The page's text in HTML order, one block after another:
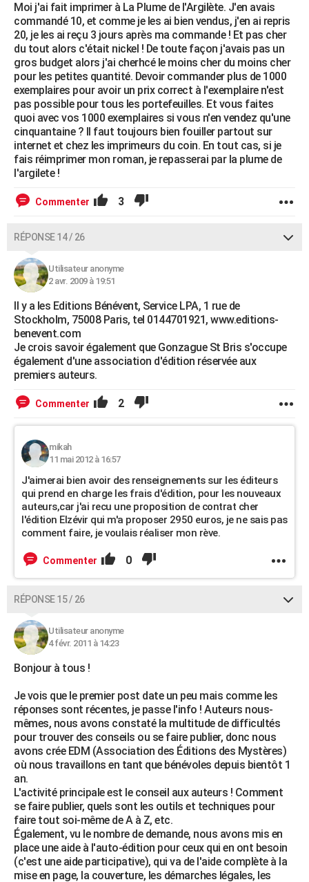
Moi j'ai fait imprimer à La Plume de l'Argilète. J'en avais
commandé 10, et comme je les ai bien vendus, j'en ai repris
20, je les ai reçu 3 jours après ma commande ! Et pas cher
du tout alors c'était nickel ! De toute façon j'avais pas un
gros budget alors j'ai cherhcé le moins cher du moins cher
pour les petites quantité. Devoir commander plus de 1000
exemplaires pour avoir un prix correct à l'exemplaire n'est
pas possible pour tous les portefeuilles. Et vous faites
quoi avec vos 1000 exemplaires si vous n'en vendez qu'une
cinquantaine ? Il faut toujours bien fouiller partout sur
internet et chez les imprimeurs du coin. En tout cas, si je
fais réimprimer mon roman, je repasserai par la plume de
l'argilete !
Commenter 3
RÉPONSE 14 / 26
Utilisateur anonyme
2 avr. 2009 à 19:51
Il y a les Editions Bénévent, Service LPA, 1 rue de
Stockholm, 75008 Paris, tel 0144701921, www.editions-
benevent.com
Je crois savoir également que Gonzague St Bris s'occupe
également d'une association d'édition réservée aux
premiers auteurs.
Commenter 2
mikah
11 mai 2012 à 16:57
J'aimerai bien avoir des renseignements sur les éditeurs
qui prend en charge les frais d'édition, pour les nouveaux
auteurs,car j'ai recu une proposition de contrat cher
l'édition Elzévir qui m'a proposer 2950 euros, je ne sais pas
comment faire, je voulais réaliser mon rève.
Commenter 0
RÉPONSE 15 / 26
Utilisateur anonyme
4 févr. 2011 à 14:23
Bonjour à tous !
Je vois que le premier post date un peu mais comme les
réponses sont récentes, je passe l'info ! Auteurs nous-
mêmes, nous avons constaté la multitude de difficultés
pour trouver des conseils ou se faire publier, donc nous
avons crée EDM (Association des Éditions des Mystères)
où nous travaillons en tant que bénévoles depuis bientôt 1
an.
L'activité principale est le conseil aux auteurs ! Comment
se faire publier, quels sont les outils et techniques pour
faire tout soi-même de A à Z, etc.
Également, vu le nombre de demande, nous avons mis en
place une aide à l'auto-édition pour ceux qui en ont besoin
(c'est une aide participative), qui va de l'aide complète à la
mise en page, la couverture, les démarches légales, les